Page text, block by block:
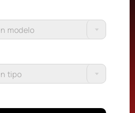
modelo
tipo